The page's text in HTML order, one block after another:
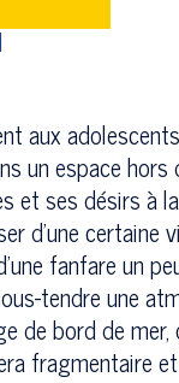
aux
un espace
et ses désirs à
d'une certaine
fanfare un
tendre une
de bord de mer,
fragmentaire